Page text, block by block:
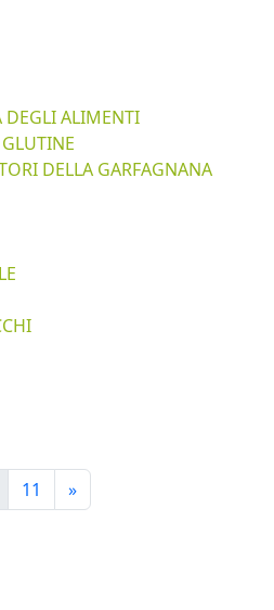
DEGLI ALIMENTI
DELLA GARFAGNANA
11 »Next